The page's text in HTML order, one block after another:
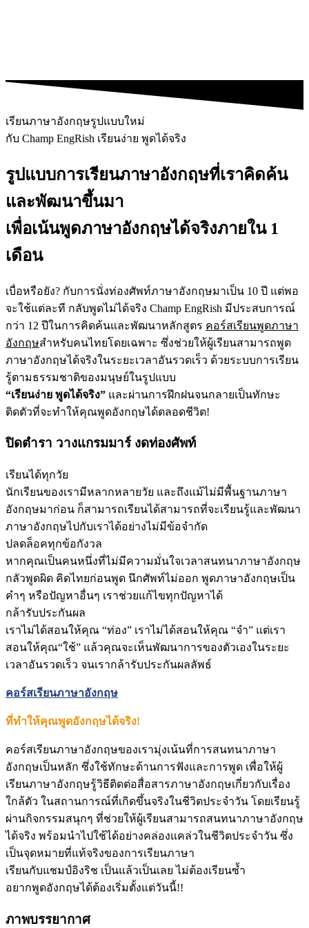
เรียนภาษาอังกฤษรูปแบบใหม่
กับ Champ EngRish เรียนง่าย พูดได้จริง
รูปแบบการเรียนภาษาอังกฤษที่เราคิดค้น
และพัฒนาขึ้นมา
เพื่อเน้นพูดภาษาอังกฤษได้จริงภายใน 1
เดือน
เบื่อหรือยัง? กับการนั่งท่องศัพท์ภาษาอังกฤษมาเป็น 10 ปี แต่พอ
จะใช้แต่ละที กลับพูดไม่ได้จริง Champ EngRish มีประสบการณ์
กว่า 12 ปีในการคิดค้นและพัฒนาหลักสูตร คอร์สเรียนพูดภาษา
อังกฤษสำหรับคนไทยโดยเฉพาะ ซึ่งช่วยให้ผู้เรียนสามารถพูด
ภาษาอังกฤษได้จริงในระยะเวลาอันรวดเร็ว ด้วยระบบการเรียน
รู้ตามธรรมชาติของมนุษย์ในรูปแบบ
“เรียนง่าย พูดได้จริง” และผ่านการฝึกฝนจนกลายเป็นทักษะ
ติดตัวที่จะทำให้คุณพูดอังกฤษได้ตลอดชีวิต!
ปิดตำรา วางแกรมมาร์ งดท่องศัพท์
เรียนได้ทุกวัย
นักเรียนของเรามีหลากหลายวัย และถึงแม้ไม่มีพื้นฐานภาษา
อังกฤษมาก่อน ก็สามารถเรียนได้สามารถที่จะเรียนรู้และพัฒนา
ภาษาอังกฤษไปกับเราได้อย่างไม่มีข้อจำกัด
ปลดล็อคทุกข้อกังวล
หากคุณเป็นคนหนึ่งที่ไม่มีความมั่นใจเวลาสนทนาภาษาอังกฤษ
กลัวพูดผิด คิดไทยก่อนพูด นึกศัพท์ไม่ออก พูดภาษาอังกฤษเป็น
คำๆ หรือปัญหาอื่นๆ เราช่วยแก้ไขทุกปัญหาได้
กล้ารับประกันผล
เราไม่ได้สอนให้คุณ “ท่อง” เราไม่ได้สอนให้คุณ “จำ” แต่เรา
สอนให้คุณ“ใช้” แล้วคุณจะเห็นพัฒนาการของตัวเองในระยะ
เวลาอันรวดเร็ว จนเรากล้ารับประกันผลลัพธ์
คอร์สเรียนภาษาอังกฤษ
ที่ทำให้คุณพูดอังกฤษได้จริง!
คอร์สเรียนภาษาอังกฤษของเรามุ่งเน้นที่การสนทนาภาษา
อังกฤษเป็นหลัก ซึ่งใช้ทักษะด้านการฟังและการพูด เพื่อให้ผู้
เรียนภาษาอังกฤษรู้วิธีติดต่อสื่อสารภาษาอังกฤษเกี่ยวกับเรื่อง
ใกล้ตัว ในสถานการณ์ที่เกิดขึ้นจริงในชีวิตประจำวัน โดยเรียนรู้
ผ่านกิจกรรมสนุกๆ ที่ช่วยให้ผู้เรียนสามารถสนทนาภาษาอังกฤษ
ได้จริง พร้อมนำไปใช้ได้อย่างคล่องแคล่วในชีวิตประจำวัน ซึ่ง
เป็นจุดหมายที่แท้จริงของการเรียนภาษา
เรียนกับแชมป์อิงริช เป็นแล้วเป็นเลย ไม่ต้องเรียนซ้ำ
อยากพูดอังกฤษได้ต้องเริ่มตั้งแต่วันนี้!!
ภาพบรรยากาศ